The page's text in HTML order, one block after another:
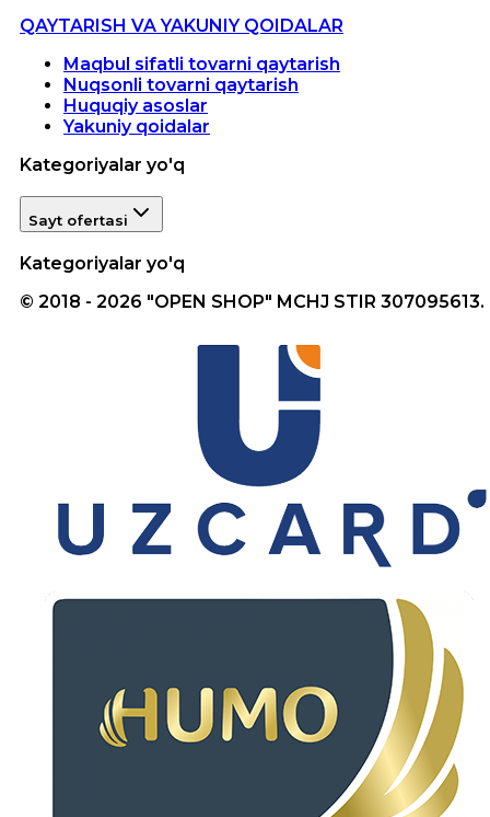
QAYTARISH VA YAKUNIY QOIDALAR
Maqbul sifatli tovarni qaytarish
Nuqsonli tovarni qaytarish
Huquqiy asoslar
Yakuniy qoidalar
Kategoriyalar yo'q
Sayt ofertasi
Kategoriyalar yo'q
© 2018 - 2026 "OPEN SHOP" MCHJ STIR 307095613.